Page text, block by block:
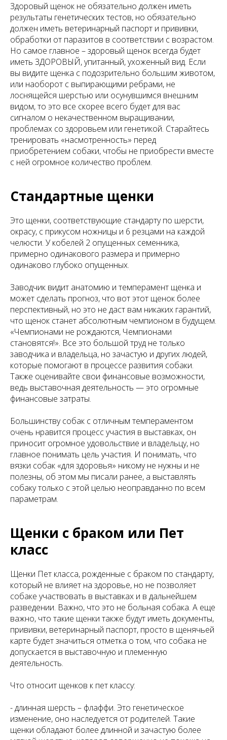
Здоровый щенок не обязательно должен иметь
результаты генетических тестов, но обязательно
должен иметь ветеринарный паспорт и прививки,
обработки от паразитов в соответствии с возрастом.
Но самое главное – здоровый щенок всегда будет
иметь ЗДОРОВЫЙ, упитанный, ухоженный вид. Если
вы видите щенка с подозрительно большим животом,
или наоборот с выпирающими ребрами, не
лоснящейся шерстью или осунувшимся внешним
видом, то это все скорее всего будет для вас
сигналом о некачественном выращивании,
проблемах со здоровьем или генетикой. Старайтесь
тренировать «насмотренность» перед
приобретением собаки, чтобы не приобрести вместе
с ней огромное количество проблем.
Стандартные щенки
Это щенки, соответствующие стандарту по шерсти,
окрасу, с прикусом ножницы и 6 резцами на каждой
челюсти. У кобелей 2 опущенных семенника,
примерно одинакового размера и примерно
одинаково глубоко опущенных.
Заводчик видит анатомию и темперамент щенка и
может сделать прогноз, что вот этот щенок более
перспективный, но это не даст вам никаких гарантий,
что щенок станет абсолютным чемпионом в будущем.
«Чемпионами не рождаются, Чемпионами
становятся!». Все это большой труд не только
заводчика и владельца, но зачастую и других людей,
которые помогают в процессе развития собаки.
Также оценивайте свои финансовые возможности,
ведь выставочная деятельность — это огромные
финансовые затраты.
Большинству собак с отличным темпераментом
очень нравится процесс участия в выставках, он
приносит огромное удовольствие и владельцу, но
главное понимать цель участия. И понимать, что
вязки собак «для здоровья» никому не нужны и не
полезны, об этом мы писали ранее, а выставлять
собаку только с этой целью неоправданно по всем
параметрам.
Щенки с браком или Пет
класс
Щенки Пет класса, рожденные с браком по стандарту,
который не влияет на здоровье, но не позволяет
собаке участвовать в выставках и в дальнейшем
разведении. Важно, что это не больная собака. А еще
важно, что такие щенки также будут иметь документы,
прививки, ветеринарный паспорт, просто в щенячьей
карте будет значиться отметка о том, что собака не
допускается в выставочную и племенную
деятельность.
Что относит щенков к пет классу:
- длинная шерсть – флаффи. Это генетическое
изменение, оно наследуется от родителей. Такие
щенки обладают более длинной и зачастую более